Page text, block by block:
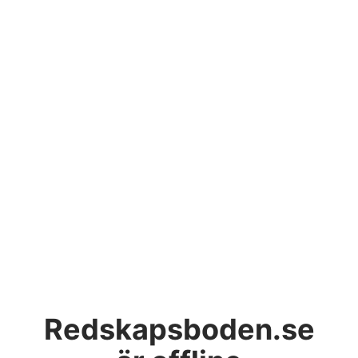
Redskapsboden.se